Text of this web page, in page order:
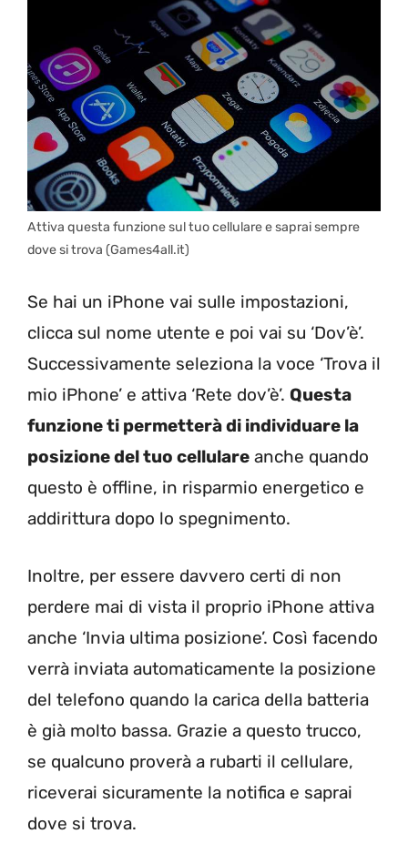
Attiva questa funzione sul tuo cellulare e saprai sempre
dove si trova (Games4all.it)
Se hai un iPhone vai sulle impostazioni,
clicca sul nome utente e poi vai su ‘Dov’è’.
Successivamente seleziona la voce ‘Trova il
mio iPhone’ e attiva ‘Rete dov’è’. Questa
funzione ti permetterà di individuare la
posizione del tuo cellulare anche quando
questo è offline, in risparmio energetico e
addirittura dopo lo spegnimento.
Inoltre, per essere davvero certi di non
perdere mai di vista il proprio iPhone attiva
anche ‘Invia ultima posizione’. Così facendo
verrà inviata automaticamente la posizione
del telefono quando la carica della batteria
è già molto bassa. Grazie a questo trucco,
se qualcuno proverà a rubarti il cellulare,
riceverai sicuramente la notifica e saprai
dove si trova.